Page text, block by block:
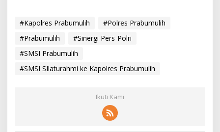
#Kapolres Prabumulih
#Polres Prabumulih
#Prabumulih
#Sinergi Pers-Polri
#SMSI Prabumulih
#SMSI SIlaturahmi ke Kapolres Prabumulih
Ikuti Kami